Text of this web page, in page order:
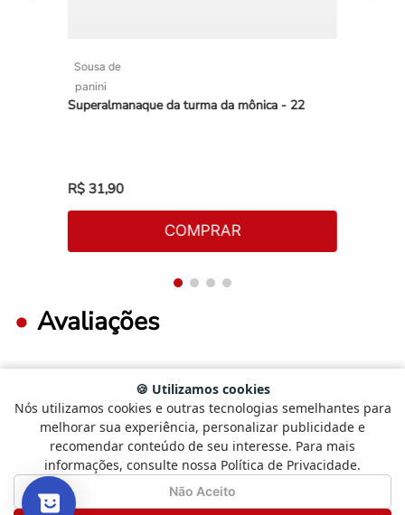
Sousa de
panini
Superalmanaque da turma da mônica - 22
R$ 31,90
COMPRAR
Avaliações
FAÇA LOGIN PARA ESCREVER UMA AVALIAÇÃO.
Mais recentes Todos
🍪 Utilizamos cookies
Nós utilizamos cookies e outras tecnologias semelhantes para
melhorar sua experiência, personalizar publicidade e
recomendar conteúdo de seu interesse. Para mais
informações, consulte nossa Política de Privacidade.
Não Aceito
Como está sendo sua experiência?
Selecione
uma
opção
a
Não Satisfeito